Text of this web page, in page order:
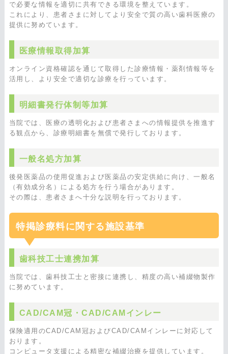
で必要な情報を適切に共有できる環境を整えています。
これにより、患者さまに対してより安全で質の高い歯科医療の
提供に努めています。
医療情報取得加算
オンライン資格確認を通じて取得した診療情報・薬剤情報等を
活用し、より安全で適切な診療を行っています。
明細書発行体制等加算
当院では、医療の透明化および患者さまへの情報提供を推進す
る観点から、診療明細書を無償で発行しております。
一般名処方加算
後発医薬品の使用促進および医薬品の安定供給に向け、一般名
（有効成分名）による処方を行う場合があります。
その際は、患者さまへ十分な説明を行っております。
特掲診療料に関する施設基準
歯科技工士連携加算
当院では、歯科技工士と密接に連携し、精度の高い補綴物製作
に努めています。
CAD/CAM冠・CAD/CAMインレー
保険適用のCAD/CAM冠およびCAD/CAMインレーに対応して
おります。
コンピュータ支援による精密な補綴治療を提供しています。